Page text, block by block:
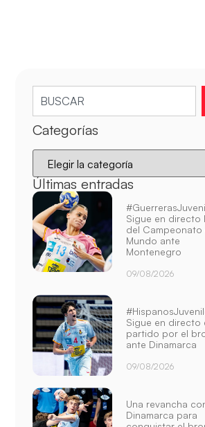
Categorías
Últimas entradas
Sigue en directo
del Campeonato
Mundo ante
Montenegro
09/08/2026
Sigue en directo
partido por el
ante Dinamarca
09/08/2026
Una revancha
Dinamarca para